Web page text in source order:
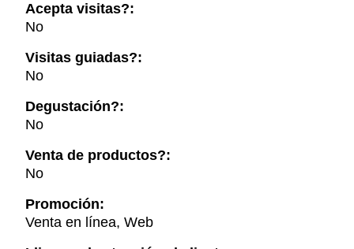
Acepta visitas?:
No
Visitas guiadas?:
No
Degustación?:
No
Venta de productos?:
No
Promoción:
Venta en línea, Web